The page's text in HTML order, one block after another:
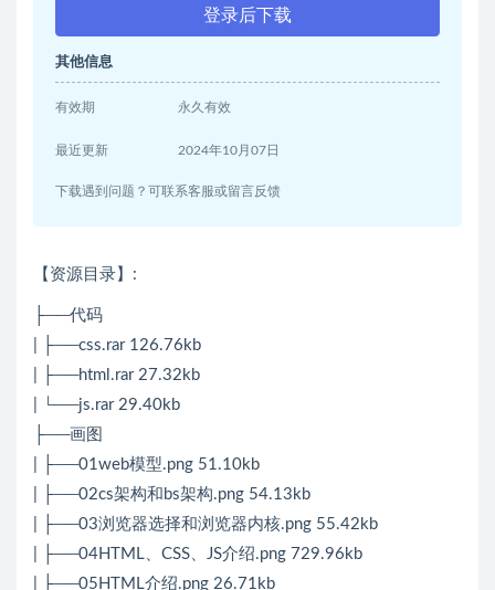
登录后下载
其他信息
有效期 永久有效
最近更新 2024年10月07日
下载遇到问题？可联系客服或留言反馈
【资源目录】:
├──代码
| ├──css.rar 126.76kb
| ├──html.rar 27.32kb
| └──js.rar 29.40kb
├──画图
| ├──01web模型.png 51.10kb
| ├──02cs架构和bs架构.png 54.13kb
| ├──03浏览器选择和浏览器内核.png 55.42kb
| ├──04HTML、CSS、JS介绍.png 729.96kb
| ├──05HTML介绍.png 26.71kb